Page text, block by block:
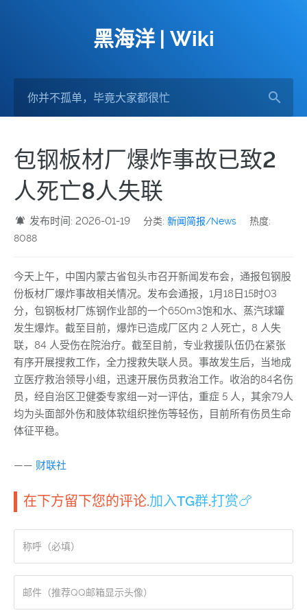
黑海洋 | Wiki
包钢板材厂爆炸事故已致2
人死亡8人失联
发布时间: 2026-01-19 分类:新闻简报/News
热度:
8088
今天上午，中国内蒙古省包头市召开新闻发布会，通报包钢股
份板材厂爆炸事故相关情况。发布会通报，1月18日15时03
分，包钢板材厂炼钢作业部的一个650m3饱和水、蒸汽球罐
发生爆炸。截至目前，爆炸已造成厂区内 2 人死亡，8 人失
联，84 人受伤在院治疗。截至目前，专业救援队伍仍在紧张
有序开展搜救工作，全力搜救失联人员。事故发生后，当地成
立医疗救治领导小组，迅速开展伤员救治工作。收治的84名伤
员，经自治区卫健委专家组一对一评估，重症 5 人，其余79人
均为头面部外伤和肢体软组织挫伤等轻伤，目前所有伤员生命
体征平稳。
—— 财联社
在下方留下您的评论.加入TG群.打赏🍗